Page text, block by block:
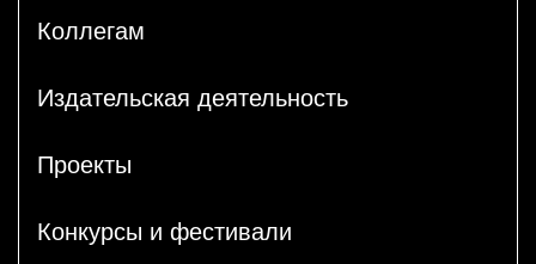
Коллегам
Издательская деятельность
Проекты
Конкурсы и фестивали